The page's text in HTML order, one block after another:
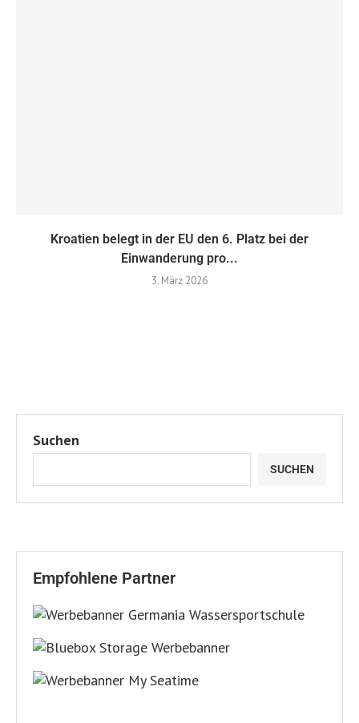
Kroatien belegt in der EU den 6. Platz bei der
Einwanderung pro...
3. März 2026
Suchen
SUCHEN
Empfohlene Partner